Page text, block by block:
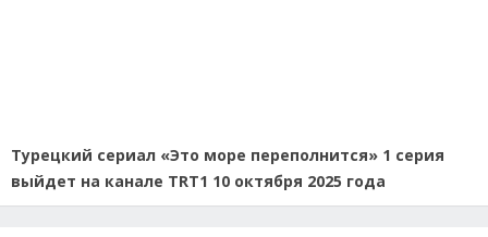
Турецкий сериал «Это море переполнится» 1 серия
выйдет на канале TRT1 10 октября 2025 года